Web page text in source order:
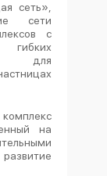
сеть»,
сети
с
гибких
для
на